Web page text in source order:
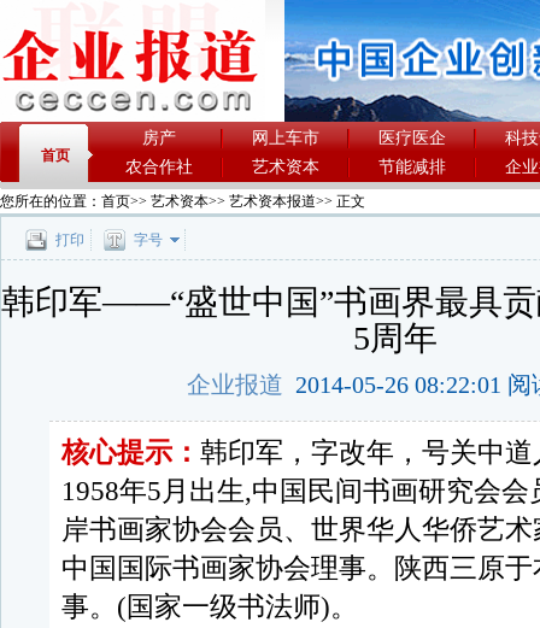
首页
房产 网上车市 医疗医企
科
农合作社
艺术资本 节能减排 企
您所在的位置： 首页>> 艺术资本>> 艺术资本报道>> 正文
打印 字号
韩印军——“盛世中国”书画界最具
5周年
企业报道 2014-05-26 08:22:01
核心提示： 韩印军，字改年，号关中
1958年5月出生,中国民间书画研究会
岸书画家协会会员、世界华人华侨艺
中国国际书画家协会理事。陕西三原
事。(国家一级书法师)。